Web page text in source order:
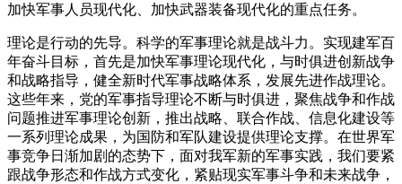
加快军事人员现代化、加快武器装备现代化的重点任务。
理论是行动的先导。科学的军事理论就是战斗力。实现建军百
年奋斗目标，首先是加快军事理论现代化，与时俱进创新战争
和战略指导，健全新时代军事战略体系，发展先进作战理论。
这些年来，党的军事指导理论不断与时俱进，聚焦战争和作战
问题推进军事理论创新，推出战略、联合作战、信息化建设等
一系列理论成果，为国防和军队建设提供理论支撑。在世界军
事竞争日渐加剧的态势下，面对我军新的军事实践，我们要紧
跟战争形态和作战方式变化，紧贴现实军事斗争和未来战争，